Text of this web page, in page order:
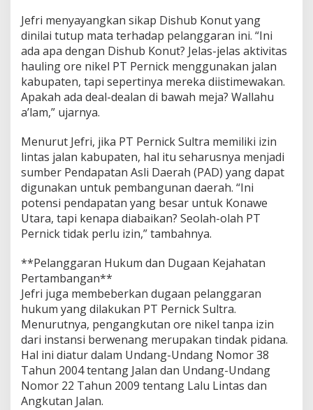
g
g
a
r
A
t
u
,
D
i
s
h
u
b
K
n
D
i
t
u
d
i
n
g
Jefri menyayangkan sikap Dishub Konut yang
dinilai tutup mata terhadap pelanggaran ini. “Ini
ada apa dengan Dishub Konut? Jelas-jelas aktivitas
hauling ore nikel PT Pernick menggunakan jalan
kabupaten, tapi sepertinya mereka diistimewakan.
Apakah ada deal-dealan di bawah meja? Wallahu
a’lam,” ujarnya.
Menurut Jefri, jika PT Pernick Sultra memiliki izin
lintas jalan kabupaten, hal itu seharusnya menjadi
sumber Pendapatan Asli Daerah (PAD) yang dapat
digunakan untuk pembangunan daerah. “Ini
potensi pendapatan yang besar untuk Konawe
Utara, tapi kenapa diabaikan? Seolah-olah PT
Pernick tidak perlu izin,” tambahnya.
**Pelanggaran Hukum dan Dugaan Kejahatan
Pertambangan**
Jefri juga membeberkan dugaan pelanggaran
hukum yang dilakukan PT Pernick Sultra.
Menurutnya, pengangkutan ore nikel tanpa izin
dari instansi berwenang merupakan tindak pidana.
Hal ini diatur dalam Undang-Undang Nomor 38
Tahun 2004 tentang Jalan dan Undang-Undang
Nomor 22 Tahun 2009 tentang Lalu Lintas dan
Angkutan Jalan.